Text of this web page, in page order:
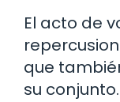
El acto de
que
su conjunto.